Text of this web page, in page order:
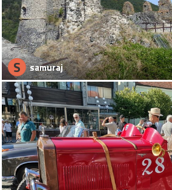
S samuraj